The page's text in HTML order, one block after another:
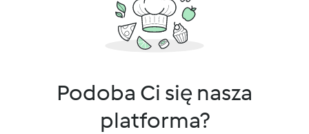
Podoba Ci się nasza
platforma?